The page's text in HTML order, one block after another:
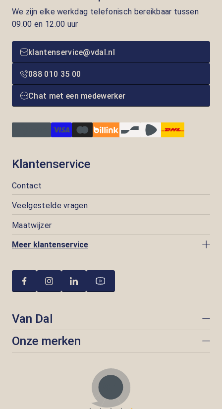
We zijn elke werkdag telefonisch bereikbaar tussen
09.00 en 12.00 uur
klantenservice@vdal.nl
088 010 35 00
Chat met een medewerker
Klantenservice
Contact
Veelgestelde vragen
Maatwijzer
Meer klantenservice
Van Dal
Onze merken